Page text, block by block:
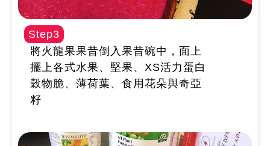
Step3
將火龍果果昔倒入果昔碗中，面上
擺上各式水果、堅果、XS活力蛋白
穀物脆、薄荷葉、食用花朵與奇亞
籽